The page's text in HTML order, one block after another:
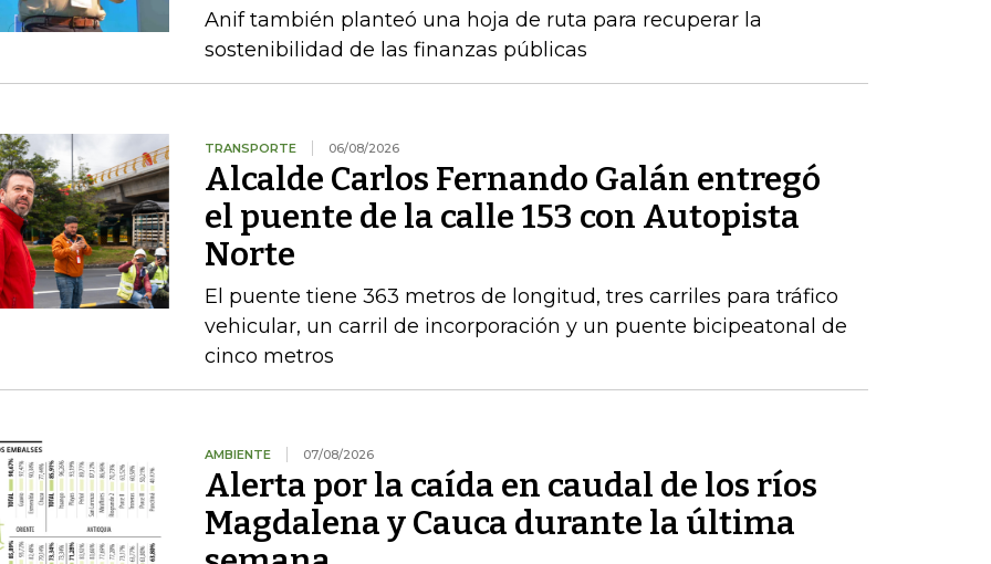
Anif también planteó una hoja de ruta para recuperar la
sostenibilidad de las finanzas públicas
TRANSPORTE 06/08/2026
Alcalde Carlos Fernando Galán entregó
el puente de la calle 153 con Autopista
Norte
El puente tiene 363 metros de longitud, tres carriles para tráfico
vehicular, un carril de incorporación y un puente bicipeatonal de
cinco metros
AMBIENTE 07/08/2026
Alerta por la caída en caudal de los ríos
Magdalena y Cauca durante la última